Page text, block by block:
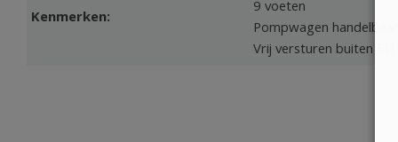
Kenmerken:
9 voeten
Pompwagen handelbaar
Vrij versturen buiten EU